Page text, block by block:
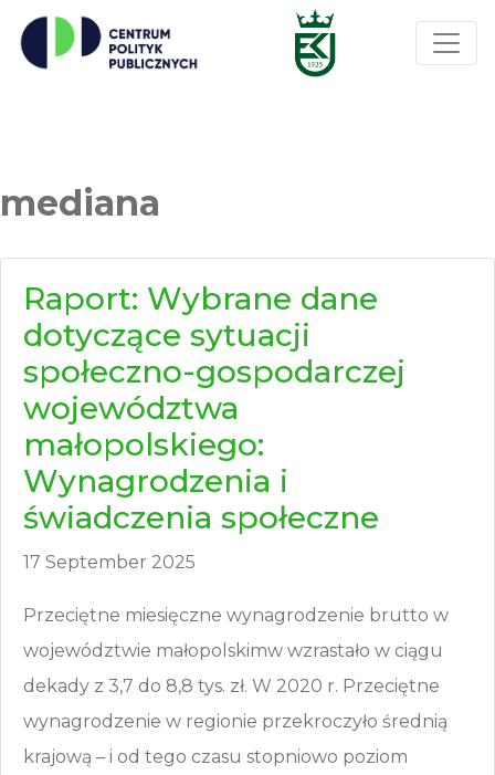
mediana
Raport: Wybrane dane
dotyczące sytuacji
społeczno-gospodarczej
województwa
małopolskiego:
Wynagrodzenia i
świadczenia społeczne
17 September 2025
Przeciętne miesięczne wynagrodzenie brutto w
województwie małopolskimw wzrastało w ciągu
dekady z 3,7 do 8,8 tys. zł. W 2020 r. Przeciętne
wynagrodzenie w regionie przekroczyło średnią
krajową – i od tego czasu stopniowo poziom